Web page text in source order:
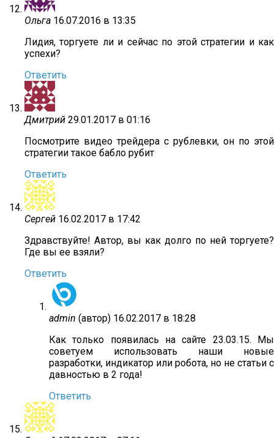
Ольга 16.07.2016 в 13:35
Лидия, торгуете ли и сейчас по этой стратегии и как
успехи?
Ответить
Дмитрий 29.01.2017 в 01:16
Посмотрите видео трейдера с рублевки, он по этой
стратегии такое бабло рубит
Ответить
Сергей 16.02.2017 в 17:42
Здравствуйте! Автор, вы как долго по ней торгуете?
Где вы ее взяли?
Ответить
admin (автор) 16.02.2017 в 18:28
Как только появилась на сайте 23.03.15. Мы
советуем использовать наши новые
разработки, индикатор или робота, но не статьи с
давностью в 2 года!
Ответить